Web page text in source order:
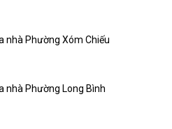
nhà Phường Xóm Chiếu
nhà Phường Long Bình